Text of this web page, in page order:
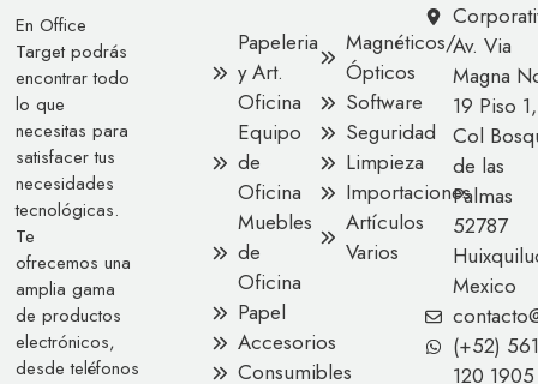
En Office
Target podrás
encontrar todo
lo que
necesitas para
satisfacer tus
necesidades
tecnológicas.
Te
ofrecemos una
amplia gama
de productos
electrónicos,
desde teléfonos
Papeleria
y Art.
Oficina
Equipo
de
Oficina
Muebles
de
Oficina
Papel
Accesorios
Consumibles
Magnéticos/
Ópticos
Software
Seguridad
Limpieza
Importaciones
Artículos
Varios
Av. Via
Magna
19 Piso 1,
Col
de las
Palmas
52787
Mexico
(+52) 561
120 1905